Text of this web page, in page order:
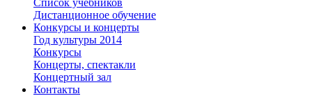
Список учебников
Дистанционное обучение
Конкурсы и концерты
Год культуры 2014
Конкурсы
Концерты, спектакли
Концертный зал
Контакты